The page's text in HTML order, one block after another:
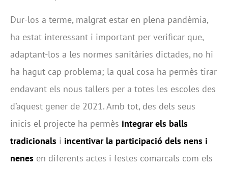
Dur-los a terme, malgrat estar en plena pandèmia,
ha estat interessant i important per verificar que,
adaptant-los a les normes sanitàries dictades, no hi
ha hagut cap problema; la qual cosa ha permès tirar
endavant els nous tallers per a totes les escoles des
d’aquest gener de 2021. Amb tot, des dels seus
inicis el projecte ha permès integrar els balls
tradicionals i incentivar la participació dels nens i
nenes en diferents actes i festes comarcals com els